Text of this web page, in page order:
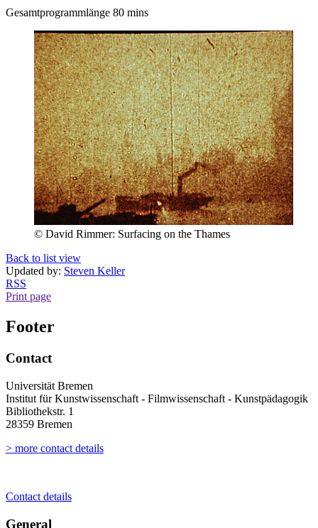
Gesamtprogrammlänge 80 mins
© David Rimmer: Surfacing on the Thames
Back to list view
Updated by: Steven Keller
RSS
Print page
Footer
Contact
Universität Bremen
Institut für Kunstwissenschaft - Filmwissenschaft - Kunstpädagogik
Bibliothekstr. 1
28359 Bremen
> more contact details
Contact details
General